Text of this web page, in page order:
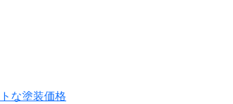
な塗装価格